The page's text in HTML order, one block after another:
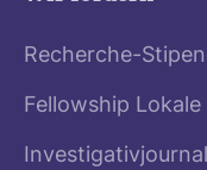
Recherche-
Fellowship